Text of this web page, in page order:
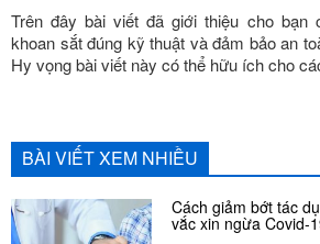
Trên đây bài viết đã giới thiệu cho bạn
khoan sắt đúng kỹ thuật và đảm bảo an
Hy vọng bài viết này có thể hữu ích cho
BÀI VIẾT XEM NHIỀU
Cách giảm bớt tác
vắc xin ngừa Covid-